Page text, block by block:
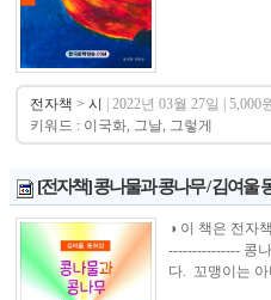
전자책 > 시 | 2022년 03월 27일 | 5,000
키워드 : 이국화, 그날, 그렇게
[전자책] 콩나물과 콩나무 / 김여울
◑ 이 책은 전자
--------------- 콩
다. 꼬맹이는